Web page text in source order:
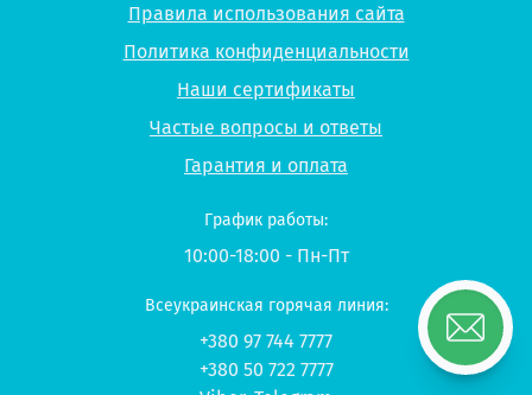
Правила использования сайта
Политика конфиденциальности
Наши сертификаты
Частые вопросы и ответы
Гарантия и оплата
График работы:
10:00-18:00 - Пн-Пт
Всеукраинская горячая линия:
+380 97 744 7777
+380 50 722 7777